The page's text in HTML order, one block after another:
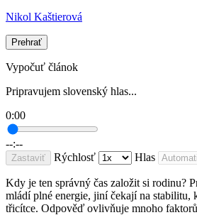
Nikol Kaštierová
Prehrať
Vypočuť článok
Pripravujem slovenský hlas...
0:00
--:--
Zastaviť Rýchlosť Hlas
Kdy je ten správný čas založit si rodinu?
mládí plné energie, jiní čekají na stabilitu,
třicítce. Odpověď ovlivňuje mnoho